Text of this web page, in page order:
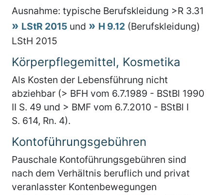
Ausnahme: typische Berufskleidung >R 3.31
LStR 2015 und H 9.12 (Berufskleidung)
LStH 2015
Körperpflegemittel, Kosmetika
Als Kosten der Lebensführung nicht
abziehbar (> BFH vom 6.7.1989 - BStBl 1990
II S. 49 und > BMF vom 6.7.2010 - BStBl I
S. 614, Rn. 4).
Kontoführungsgebühren
Pauschale Kontoführungsgebühren sind
nach dem Verhältnis beruflich und privat
veranlasster Kontenbewegungen